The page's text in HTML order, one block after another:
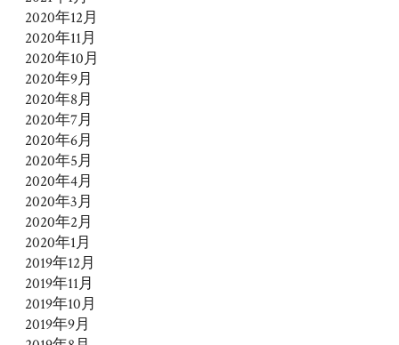
2020年12月
2020年11月
2020年10月
2020年9月
2020年8月
2020年7月
2020年6月
2020年5月
2020年4月
2020年3月
2020年2月
2020年1月
2019年12月
2019年11月
2019年10月
2019年9月